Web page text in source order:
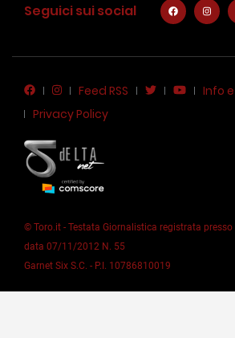
Seguici sui social
Feed RSS
Info
Privacy Policy
© Toro.it - Testata Giornalistica registrata
data 07/11/2012 N. 55
Garnet Six S.C. - P.I. 10786810019